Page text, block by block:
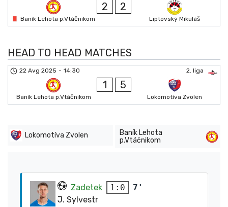
Baník Lehota p.Vtáčnikom
2 2
Liptovský Mikuláš
HEAD TO HEAD MATCHES
2. liga
22 Avg 2025 - 14:30
Baník Lehota p.Vtáčnikom
1 5
Lokomotíva Zvolen
Lokomotíva Zvolen
Baník Lehota
p.Vtáčnikom
Zadetek 1:0
7'
J. Sylvestr